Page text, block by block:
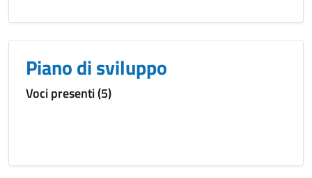
Piano di sviluppo
Voci presenti (5)